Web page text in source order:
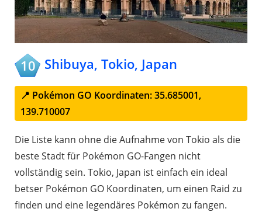
10 Shibuya, Tokio, Japan
📍 Pokémon GO Koordinaten: 35.685001,
139.710007
Die Liste kann ohne die Aufnahme von Tokio als die
beste Stadt für Pokémon GO-Fangen nicht
vollständig sein. Tokio, Japan ist einfach ein ideal
betser Pokémon GO Koordinaten, um einen Raid zu
finden und eine legendäres Pokémon zu fangen.